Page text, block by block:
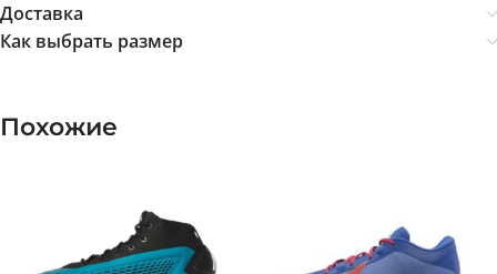
Доставка
Как выбрать размер
Похожие